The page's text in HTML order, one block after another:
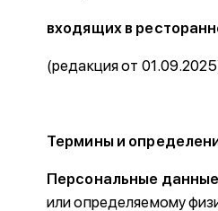
входящих в
(редакция от
Термины и
Персональные данные
или определяемому